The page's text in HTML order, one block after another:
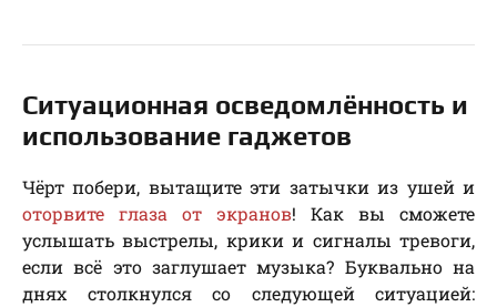
Ситуационная осведомлённость и
использование гаджетов
Чёрт побери, вытащите эти затычки из ушей и
оторвите глаза от экранов! Как вы сможете
услышать выстрелы, крики и сигналы тревоги,
если всё это заглушает музыка? Буквально на
днях столкнулся со следующей ситуацией: